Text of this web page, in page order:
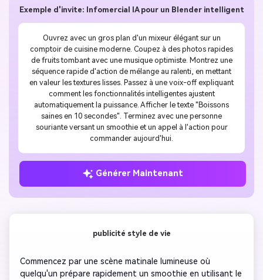
Exemple d'invite: Infomercial IA pour un Blender intelligent
Ouvrez avec un gros plan d'un mixeur élégant sur un
comptoir de cuisine moderne. Coupez à des photos rapides
de fruits tombant avec une musique optimiste. Montrez une
séquence rapide d'action de mélange au ralenti, en mettant
en valeur les textures lisses. Passez à une voix-off expliquant
comment les fonctionnalités intelligentes ajustent
automatiquement la puissance. Afficher le texte "Boissons
saines en 10 secondes". Terminez avec une personne
souriante versant un smoothie et un appel à l'action pour
commander aujourd'hui.
Générer Maintenant
publicité style de vie
Commencez par une scène matinale lumineuse où
quelqu'un prépare rapidement un smoothie en utilisant le